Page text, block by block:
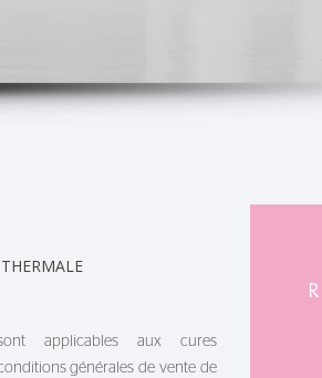
applicables aux cures
générales de vente de